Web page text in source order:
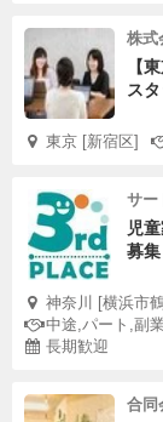
株式
【
ス
東京 [新宿区]
サー
児
募集
神奈川 [横浜市
中途,パート,副
長期歓迎
合同